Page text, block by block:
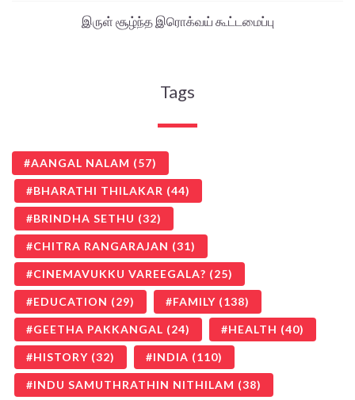
இருள் சூழ்ந்த இரொக்வய் கூட்டமைப்பு
Tags
AANGAL NALAM (57)
BHARATHI THILAKAR (44)
BRINDHA SETHU (32)
CHITRA RANGARAJAN (31)
CINEMAVUKKU VAREEGALA? (25)
EDUCATION (29) FAMILY (138)
GEETHA PAKKANGAL (24) HEALTH (40)
HISTORY (32) INDIA (110)
INDU SAMUTHRATHIN NITHILAM (38)